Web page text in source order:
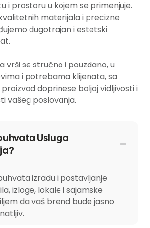
i prostoru u kojem se primenjuje.
materijala i precizne
dugotrajan i estetski
vrši se stručno i pouzdano, u
i potrebama klijenata, sa
doprinese boljoj vidljivosti i
vašeg poslovanja.
Usluga
izradu i postavljanje
izloge, lokale i sajamske
da vaš brend bude jasno